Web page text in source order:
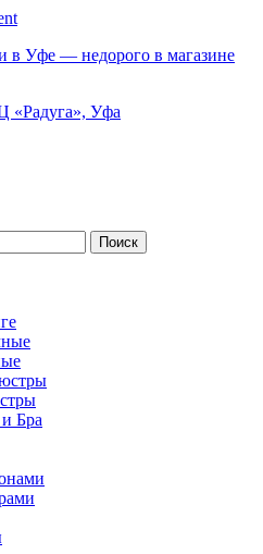
в Уфе — недорого в магазине
«Радуга», Уфа
Бра